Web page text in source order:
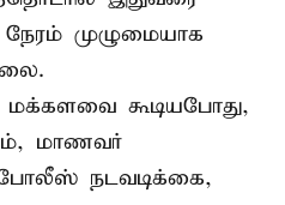
முழுமையாக
கூடியபோது,
மாணவர்
நடவடிக்கை,